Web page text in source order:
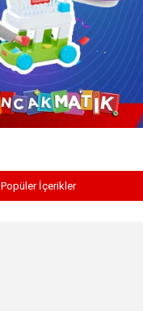
Popüler İçerikler